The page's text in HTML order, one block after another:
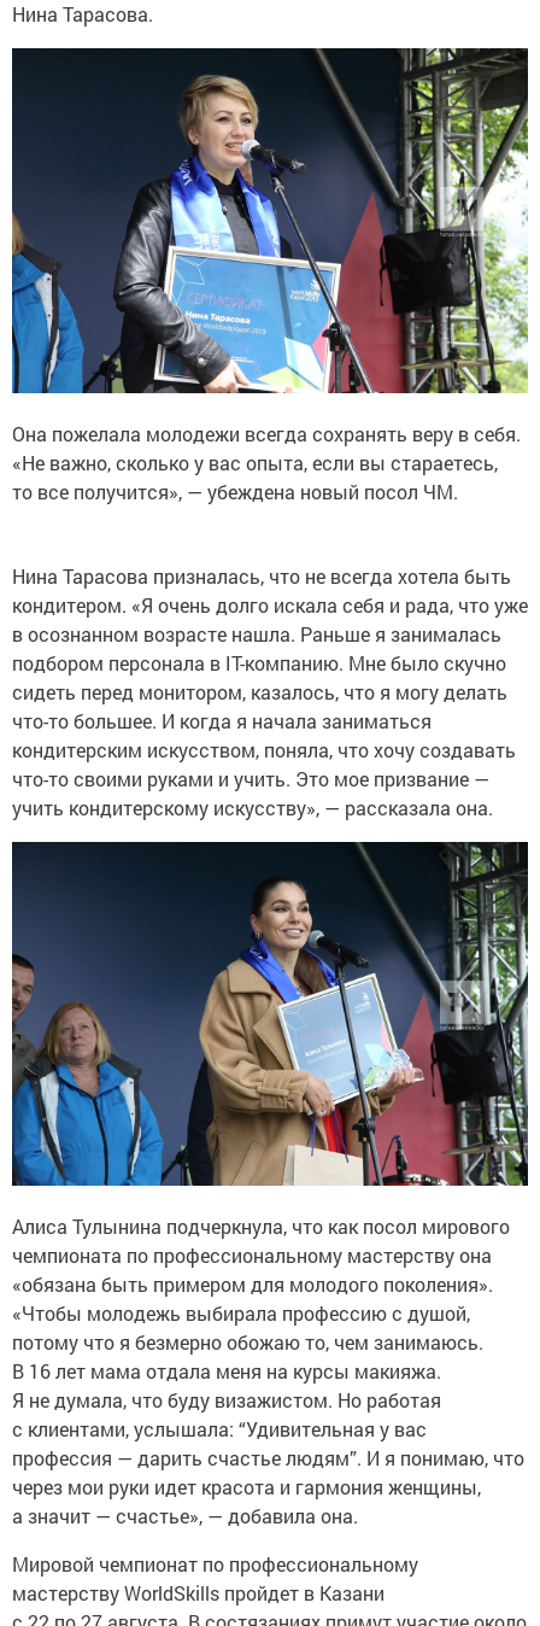
Нина Тарасова.
Она пожелала молодежи всегда сохранять веру в себя.
«Не важно, сколько у вас опыта, если вы стараетесь,
то все получится», — убеждена новый посол ЧМ.
Нина Тарасова призналась, что не всегда хотела быть
кондитером. «Я очень долго искала себя и рада, что уже
в осознанном возрасте нашла. Раньше я занималась
подбором персонала в IT-компанию. Мне было скучно
сидеть перед монитором, казалось, что я могу делать
что-то большее. И когда я начала заниматься
кондитерским искусством, поняла, что хочу создавать
что-то своими руками и учить. Это мое призвание —
учить кондитерскому искусству», — рассказала она.
Алиса Тулынина подчеркнула, что как посол мирового
чемпионата по профессиональному мастерству она
«обязана быть примером для молодого поколения».
«Чтобы молодежь выбирала профессию с душой,
потому что я безмерно обожаю то, чем занимаюсь.
В 16 лет мама отдала меня на курсы макияжа.
Я не думала, что буду визажистом. Но работая
с клиентами, услышала: “Удивительная у вас
профессия — дарить счастье людям”. И я понимаю, что
через мои руки идет красота и гармония женщины,
а значит — счастье», — добавила она.
Мировой чемпионат по профессиональному
мастерству WorldSkills пройдет в Казани